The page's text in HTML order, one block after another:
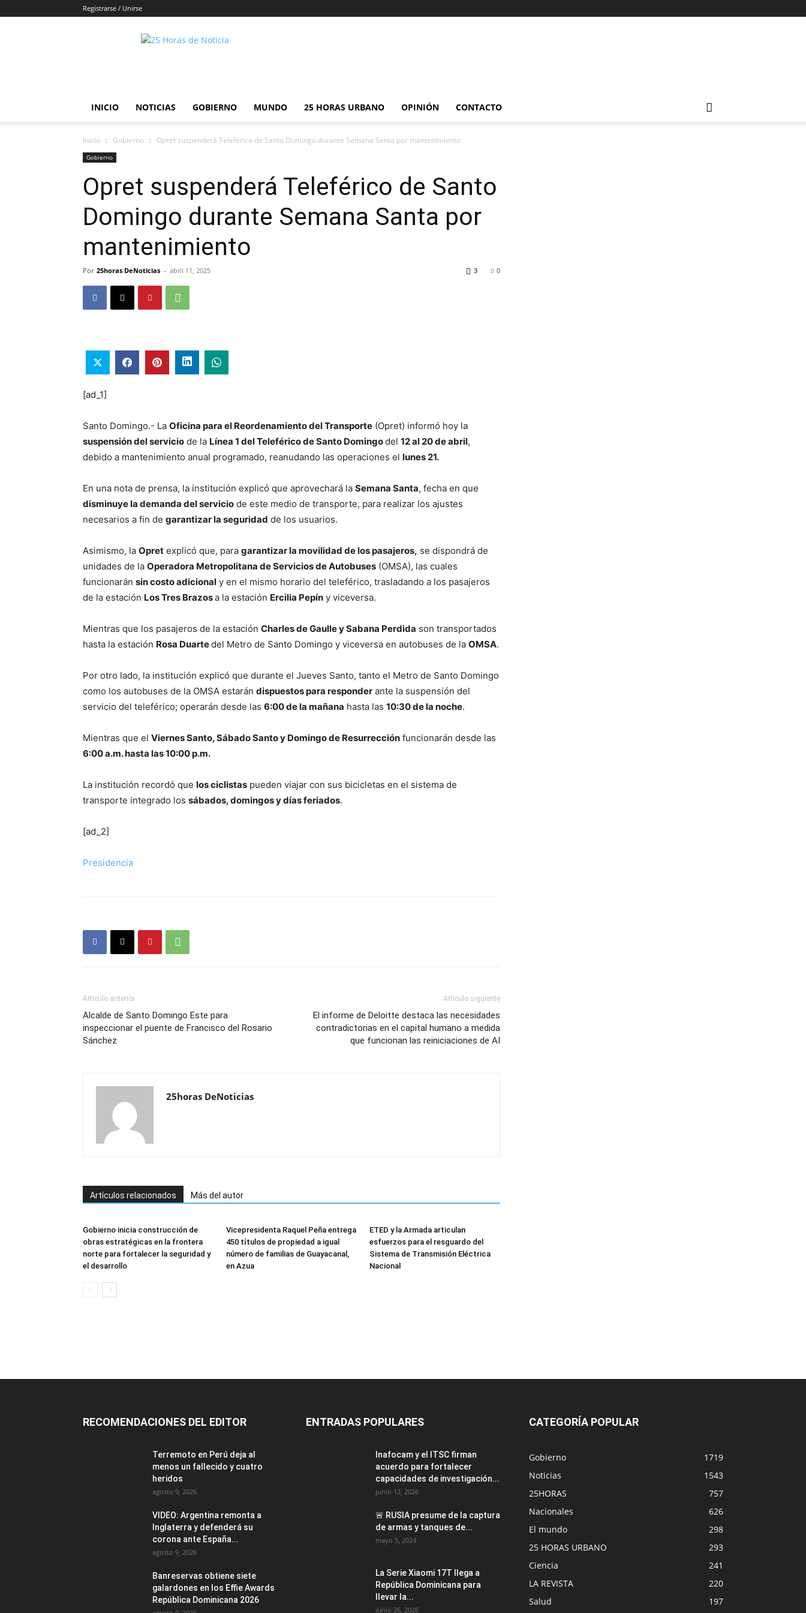
Registrarse / Unirse
25horasdenoticias
INICIO NOTICIAS GOBIERNO MUNDO 25 HORAS URBANO OPINIÓN CONTACTO
Inicio Gobierno Opret suspenderá Teleférico de Santo Domingo durante Semana Santa por mantenimiento
Gobierno
Opret suspenderá Teleférico de Santo
Domingo durante Semana Santa por
mantenimiento
Por 25horas DeNoticias - abril 11, 2025 0
3
[ad_1]
Santo Domingo.- La Oficina para el Reordenamiento del Transporte (Opret) informó hoy la
suspensión del servicio de la Línea 1 del Teleférico de Santo Domingodel 12 al 20 de abril,
debido a mantenimiento anual programado, reanudando las operaciones el lunes 21.
En una nota de prensa, la institución explicó que aprovechará la Semana Santa, fecha en que
disminuye la demanda del servicio de este medio de transporte, para realizar los ajustes
necesarios a fin de garantizar la seguridad de los usuarios.
Asimismo, la Opret explicó que, para garantizar la movilidad de los pasajeros, se dispondrá de
unidades de la Operadora Metropolitana de Servicios de Autobuses (OMSA), las cuales
funcionarán sin costo adicional y en el mismo horario del teleférico, trasladando a los pasajeros
de la estación Los Tres Brazosa la estación Ercilia Pepín y viceversa.
Mientras que los pasajeros de la estación Charles de Gaulle y Sabana Perdida son transportados
hasta la estación Rosa Duartedel Metro de Santo Domingo y viceversa en autobuses de la OMSA.
Por otro lado, la institución explicó que durante el Jueves Santo, tanto el Metro de Santo Domingo
como los autobuses de la OMSA estarán dispuestos para responder ante la suspensión del
servicio del teleférico; operarán desde las 6:00 de la mañana hasta las 10:30 de la noche.
Mientras que el Viernes Santo, Sábado Santo y Domingo de Resurrección funcionarán desde las
6:00 a.m. hasta las 10:00 p.m.
La institución recordó que los ciclistas pueden viajar con sus bicicletas en el sistema de
transporte integrado los sábados, domingos y días feriados.
[ad_2]
Presidencia
Artículo anterior
Alcalde de Santo Domingo Este para
inspeccionar el puente de Francisco del Rosario
Sánchez
Artículo siguiente
El informe de Deloitte destaca las necesidades
contradictorias en el capital humano a medida
que funcionan las reiniciaciones de AI
25horas DeNoticias
Artículos relacionados Más del autor
Gobierno inicia construcción de
obras estratégicas en la frontera
norte para fortalecer la seguridad y
el desarrollo
Vicepresidenta Raquel Peña entrega
450 títulos de propiedad a igual
número de familias de Guayacanal,
en Azua
ETED y la Armada articulan
esfuerzos para el resguardo del
Sistema de Transmisión Eléctrica
Nacional
RECOMENDACIONES DEL EDITOR
Terremoto en Perú deja al
menos un fallecido y cuatro
heridos
agosto 9, 2026
VIDEO: Argentina remonta a
Inglaterra y defenderá su
corona ante España...
agosto 9, 2026
Banreservas obtiene siete
galardones en los Effie Awards
República Dominicana 2026
ENTRADAS POPULARES
Inafocam y el ITSC firman
acuerdo para fortalecer
capacidades de investigación...
junio 12, 2026
🚨 RUSIA presume de la captura
de armas y tanques de...
mayo 5, 2024
La Serie Xiaomi 17T llega a
República Dominicana para
llevar la...
junio 26, 2026
CATEGORÍA POPULAR
Gobierno
1719
Noticias
1543
25HORAS
757
Nacionales
626
El mundo
298
25 HORAS URBANO
293
Ciencia
241
LA REVISTA
220
Salud
197